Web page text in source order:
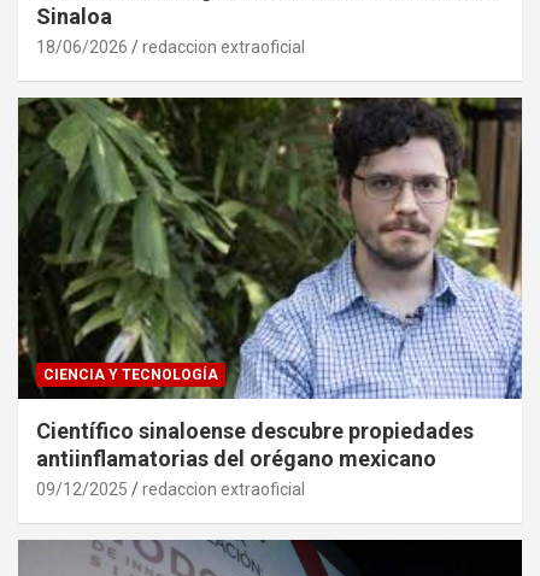
Sinaloa
18/06/2026 redaccion extraoficial
CIENCIA Y TECNOLOGÍA
Científico sinaloense descubre propiedades
antiinflamatorias del orégano mexicano
09/12/2025 redaccion extraoficial